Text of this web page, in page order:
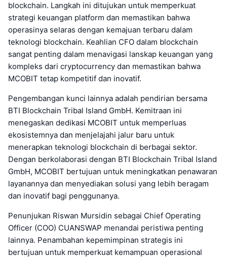
blockchain. Langkah ini ditujukan untuk memperkuat
strategi keuangan platform dan memastikan bahwa
operasinya selaras dengan kemajuan terbaru dalam
teknologi blockchain. Keahlian CFO dalam blockchain
sangat penting dalam menavigasi lanskap keuangan yang
kompleks dari cryptocurrency dan memastikan bahwa
MCOBIT tetap kompetitif dan inovatif.
Pengembangan kunci lainnya adalah pendirian bersama
BTI Blockchain Tribal Island GmbH. Kemitraan ini
menegaskan dedikasi MCOBIT untuk memperluas
ekosistemnya dan menjelajahi jalur baru untuk
menerapkan teknologi blockchain di berbagai sektor.
Dengan berkolaborasi dengan BTI Blockchain Tribal Island
GmbH, MCOBIT bertujuan untuk meningkatkan penawaran
layanannya dan menyediakan solusi yang lebih beragam
dan inovatif bagi penggunanya.
Penunjukan Riswan Mursidin sebagai Chief Operating
Officer (COO) CUANSWAP menandai peristiwa penting
lainnya. Penambahan kepemimpinan strategis ini
bertujuan untuk memperkuat kemampuan operasional